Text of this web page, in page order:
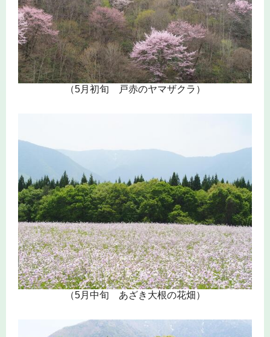
（5月初旬 戸赤のヤマザクラ）
（5月中旬 あざき大根の花畑）